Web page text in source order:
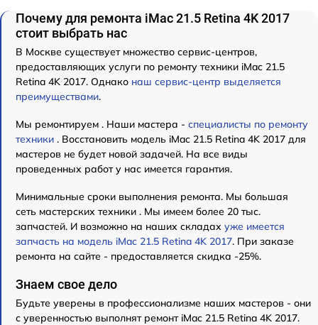
Почему для ремонта iMac 21.5 Retina 4K 2017
стоит выбрать нас
В Москве существует множество сервис-центров,
предоставляющих услуги по ремонту техники iMac 21.5
Retina 4K 2017. Однако наш сервис-центр выделяется
преимуществами.
Мы ремонтируем . Наши мастера - специалисты по ремонту
техники . Восстановить модель iMac 21.5 Retina 4K 2017 для
мастеров не будет новой задачей. На все виды
проведенных работ у нас имеется гарантия.
Минимальные сроки выполнения ремонта. Мы большая
сеть мастерских техники . Мы имеем более 20 тыс.
запчастей. И возможно на наших складах уже имеется
запчасть на модель iMac 21.5 Retina 4K 2017. При заказе
ремонта на сайте - предоставляется скидка -25%.
Знаем свое дело
Будьте уверены в профессионализме наших мастеров - они
с уверенностью выполнят ремонт iMac 21.5 Retina 4K 2017.